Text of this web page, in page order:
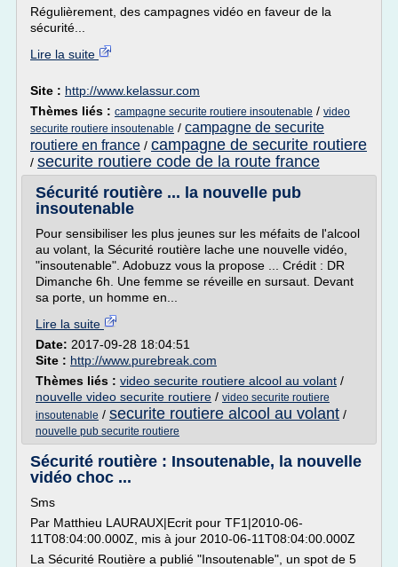
Régulièrement, des campagnes vidéo en faveur de la
sécurité...
Lire la suite
Site : http://www.kelassur.com
Thèmes liés : campagne securite routiere insoutenable / video
securite routiere insoutenable / campagne de securite
routiere en france / campagne de securite routiere
/ securite routiere code de la route france
Sécurité routière ... la nouvelle pub
insoutenable
Pour sensibiliser les plus jeunes sur les méfaits de l'alcool
au volant, la Sécurité routière lache une nouvelle vidéo,
"insoutenable". Adobuzz vous la propose ... Crédit : DR
Dimanche 6h. Une femme se réveille en sursaut. Devant
sa porte, un homme en...
Lire la suite
Date: 2017-09-28 18:04:51
Site : http://www.purebreak.com
Thèmes liés : video securite routiere alcool au volant /
nouvelle video securite routiere / video securite routiere
insoutenable / securite routiere alcool au volant /
nouvelle pub securite routiere
Sécurité routière : Insoutenable, la nouvelle
vidéo choc ...
Sms
Par Matthieu LAURAUX|Ecrit pour TF1|2010-06-
11T08:04:00.000Z, mis à jour 2010-06-11T08:04:00.000Z
La Sécurité Routière a publié "Insoutenable", un spot de 5